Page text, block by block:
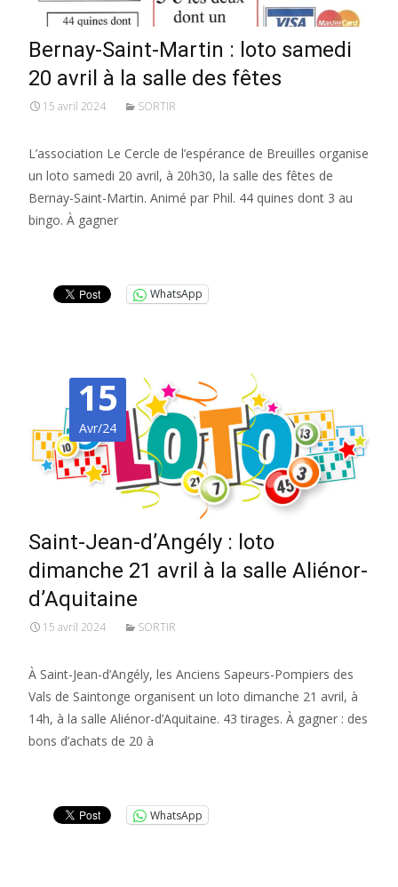
Bernay-Saint-Martin : loto samedi
20 avril à la salle des fêtes
15 avril 2024 SORTIR
L’association Le Cercle de l’espérance de Breuilles organise
un loto samedi 20 avril, à 20h30, la salle des fêtes de
Bernay-Saint-Martin. Animé par Phil. 44 quines dont 3 au
bingo. À gagner
WhatsApp
15
Avr/24
Saint-Jean-d’Angély : loto
dimanche 21 avril à la salle Aliénor-
d’Aquitaine
15 avril 2024 SORTIR
À Saint-Jean-d’Angély, les Anciens Sapeurs-Pompiers des
Vals de Saintonge organisent un loto dimanche 21 avril, à
14h, à la salle Aliénor-d’Aquitaine. 43 tirages. À gagner : des
bons d’achats de 20 à
WhatsApp